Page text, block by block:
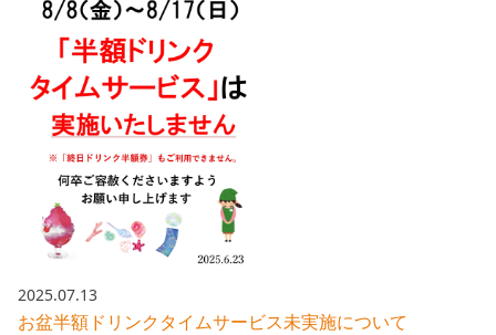
2025.07.13
お盆半額ドリンクタイムサービス未実施について